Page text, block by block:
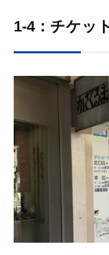
1-4：チケッ